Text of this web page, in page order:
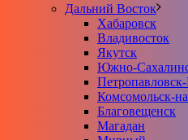
Дальний Восток
Хабаровск
Владивосток
Якутск
Южно-
Комсомольск-
Благовещенск
Магадан